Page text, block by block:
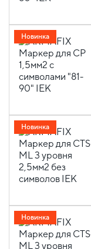
Новинка
Новинка
Новинка